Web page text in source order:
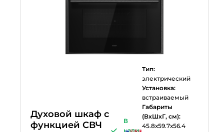
Духовой шкаф с
функцией СВЧ
В
нали
Тип:
электрический
Установка:
встраиваемый
Габариты
(ВхШхГ, см):
45.8х59.7х56.4